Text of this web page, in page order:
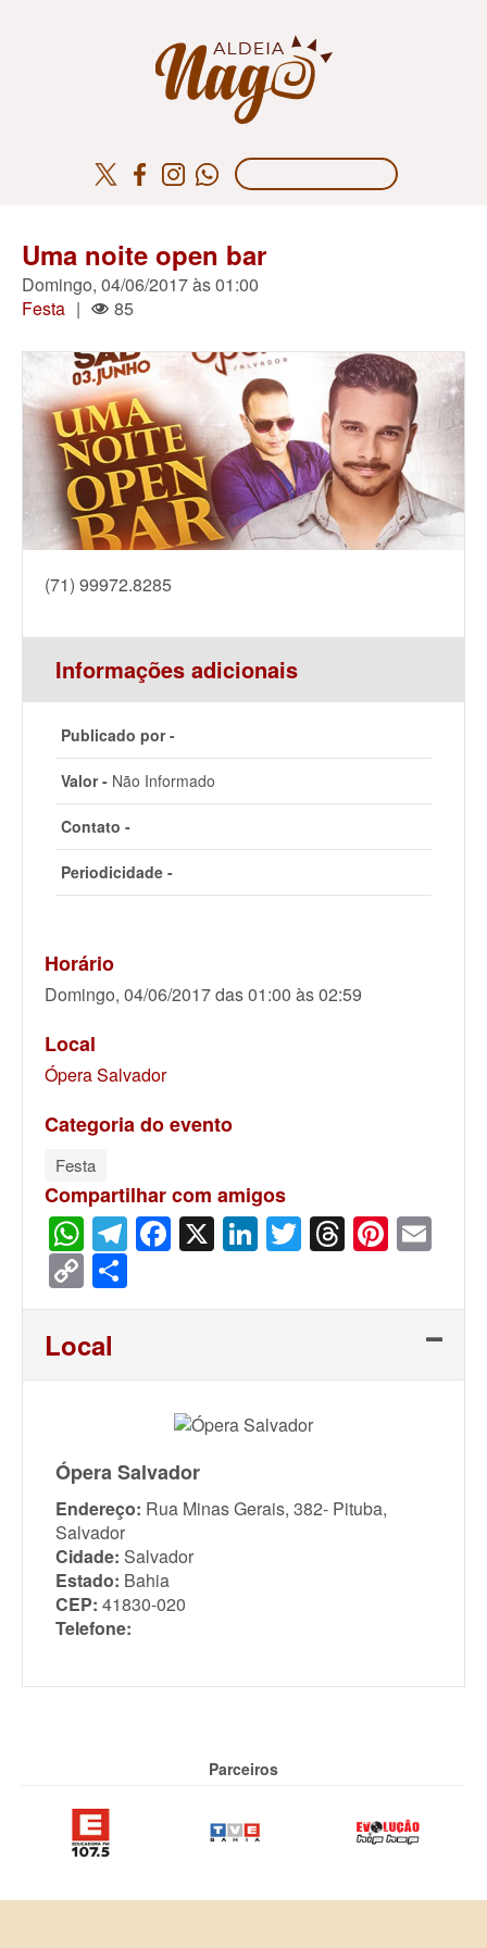
Uma noite open bar
Domingo, 04/06/2017 às 01:00
Festa | 85
(71) 99972.8285
Informações adicionais
Publicado por -
Valor - Não Informado
Contato -
Periodicidade -
Horário
Domingo, 04/06/2017 das 01:00 às 02:59
Local
Ópera Salvador
Categoria do evento
Festa
Compartilhar com amigos
WhatsApp
Telegram
Facebook
X LinkedIn
Twitter
Threads
Copy
Link
Local
Ópera Salvador
Endereço: Rua Minas Gerais, 382- Pituba,
Salvador
Cidade: Salvador
Estado: Bahia
CEP: 41830-020
Telefone:
Parceiros